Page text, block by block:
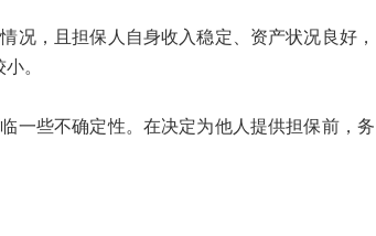
，且担保人自身收入稳定、资产状况良好，
。
些不确定性。在决定为他人提供担保前，务